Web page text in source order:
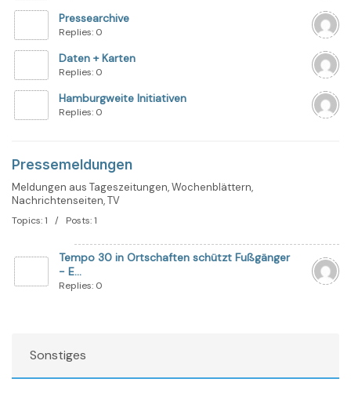
Pressearchive
Replies: 0
Daten + Karten
Replies: 0
Hamburgweite Initiativen
Replies: 0
Pressemeldungen
Meldungen aus Tageszeitungen, Wochenblättern,
Nachrichtenseiten, TV
Topics: 1 / Posts: 1
Tempo 30 in Ortschaften schützt Fußgänger
- E...
Replies: 0
Sonstiges